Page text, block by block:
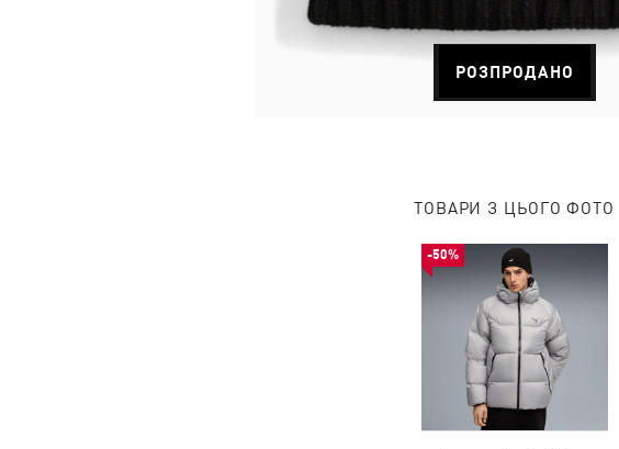
РОЗПРОДАНО
ТОВАРИ З ЦЬОГО ФОТО
-50%